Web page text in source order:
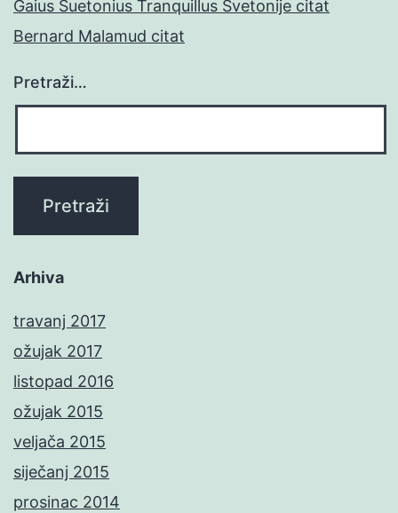
Gaius Suetonius Tranquillus Svetonije citat
Bernard Malamud citat
Pretraži…
Arhiva
travanj 2017
ožujak 2017
listopad 2016
ožujak 2015
veljača 2015
siječanj 2015
prosinac 2014